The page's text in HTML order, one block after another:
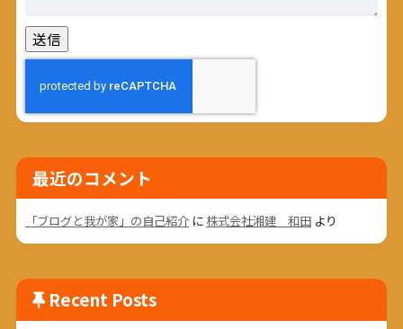
最近のコメント
「ブログと我が家」の自己紹介に 株式会社湘建 和田より
Recent Posts